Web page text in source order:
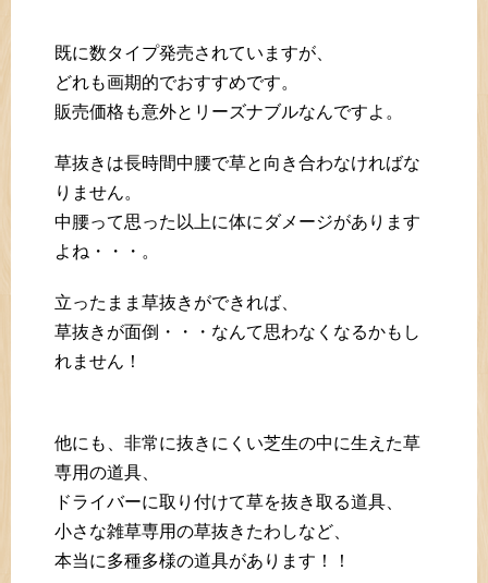
既に数タイプ発売されていますが、
どれも画期的でおすすめです。
販売価格も意外とリーズナブルなんですよ。
草抜きは長時間中腰で草と向き合わなければな
りません。
中腰って思った以上に体にダメージがあります
よね・・・。
立ったまま草抜きができれば、
草抜きが面倒・・・なんて思わなくなるかもし
れません！
他にも、非常に抜きにくい芝生の中に生えた草
専用の道具、
ドライバーに取り付けて草を抜き取る道具、
小さな雑草専用の草抜きたわしなど、
本当に多種多様の道具があります！！